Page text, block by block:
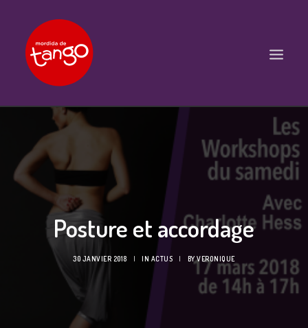
ACCUEIL
COURS
BALS ET PRATIQUES
STAGES
WORKSHOPS
PROPOSITIONS D’INTERVENTIONS
L’ASSOCIATION
Posture et accordage
30 JANVIER 2018 | IN ACTUS | BYVERONIQUE